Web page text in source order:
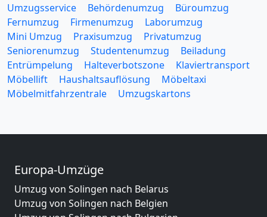
Umzugsservice Behördenumzug
Büroumzug
Fernumzug
Firmenumzug
Laborumzug
Mini Umzug
Praxisumzug
Privatumzug
Seniorenumzug
Studentenumzug
Beiladung
Entrümpelung
Halteverbotszone
Klaviertransport
Möbellift
Haushaltsauflösung
Möbeltaxi
Möbelmitfahrzentrale
Umzugskartons
Europa-Umzüge
Umzug von Solingen nach Belarus
Umzug von Solingen nach Belgien